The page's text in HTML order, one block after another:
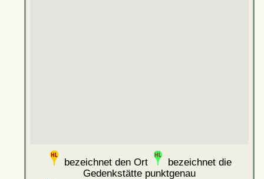
bezeichnet den Ort
bezeichnet die
Gedenkstätte punktgenau